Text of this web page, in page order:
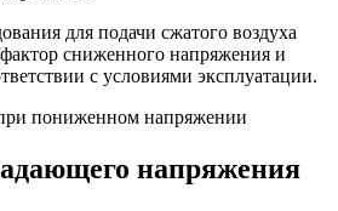
для подачи сжатого воздуха
сниженного напряжения и
с условиями эксплуатации.
напряжения